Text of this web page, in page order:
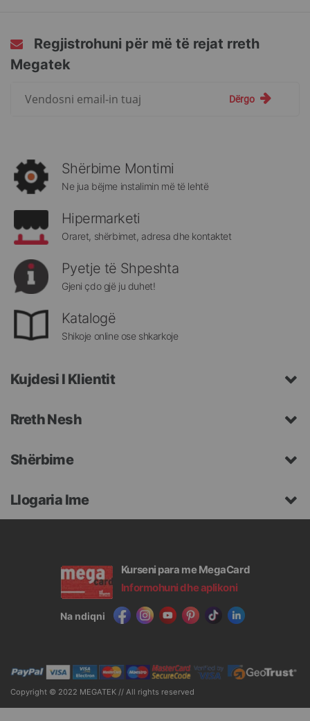
Regjistrohuni për më të rejat rreth
Megatek
rreth
Megatek:
Dërgo
Shërbime Montimi
Ne jua bëjme instalimin më të lehtë
Hipermarketi
Oraret, shërbimet, adresa dhe kontaktet
Pyetje të Shpeshta
Gjeni çdo gjë ju duhet!
Katalogë
Shikoje online ose shkarkoje
Kujdesi I Klientit
Rreth Nesh
Shërbime
Llogaria Ime
Kurseni para me MegaCard
Informohuni dhe aplikoni
Na ndiqni
Copyright © 2022 MEGATEK // All rights reserved